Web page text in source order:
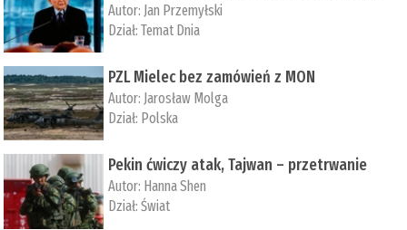
Autor: Jan Przemyłski
Dział:Temat Dnia
PZL Mielec bez zamówień z MON
Autor: Jarosław Molga
Dział: Polska
Pekin ćwiczy atak, Tajwan – przetrwanie
Autor: ­Hanna Shen
Dział:Świat